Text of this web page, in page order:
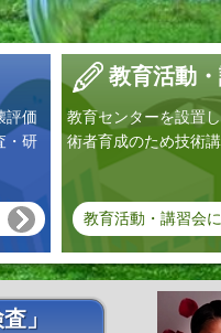
評価
・研
教育活動
教育センターを設置
術者育成のため技術
教育活動・講習会
」